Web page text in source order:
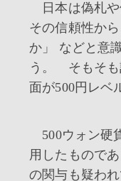
日本は偽札や
その信頼性から
か」 などと意
う。 そもそも
面が500円レベ
500ウォン硬
用したもので
の関与も疑わ